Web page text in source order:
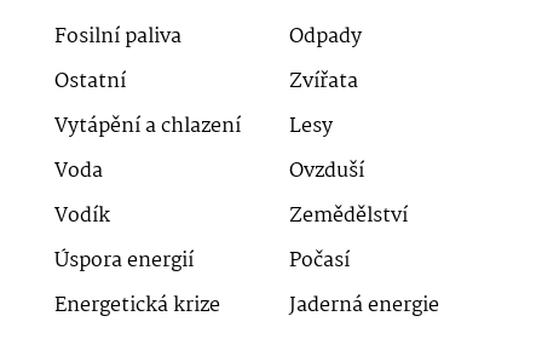
Fosilní paliva
Odpady
Ostatní
Zvířata
Vytápění a chlazení
Lesy
Voda
Ovzduší
Vodík
Zemědělství
Úspora energií
Počasí
Energetická krize
Jaderná energie